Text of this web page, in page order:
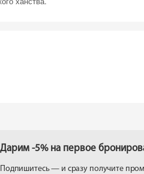
Дарим -5% на первое
Подпишитесь — и сразу получите